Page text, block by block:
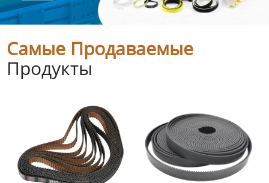
Самые Продаваемые
Продукты